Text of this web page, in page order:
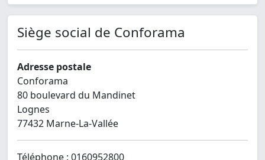
Siège social de Conforama
Adresse postale
Conforama
80 boulevard du Mandinet
Lognes
77432 Marne-La-Vallée
Téléphone : 0160952800